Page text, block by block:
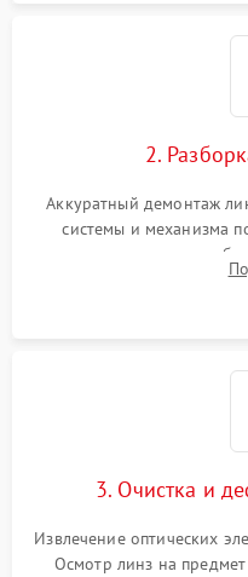
2.
Аккуратный демонтаж
системы и механизма
внутренних
уплотнительных
3. Очистка и
Извлечение оптических
Осмотр линз на